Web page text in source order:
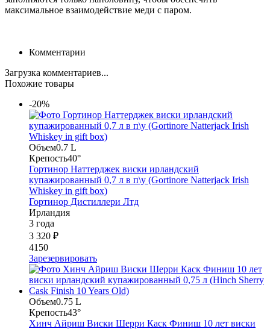
максимальное взаимодействие меди с паром.
Комментарии
Загрузка комментариев...
Похожие товары
-20%
Объем0.7 L
Крепость40°
Гортинор Наттерджек виски ирландский
купажированный 0,7 л в п\у (Gortinore Natterjack Irish
Whiskey in gift box)
Гортинор Дистиллери Лтд
Ирландия
3 года
3 320 ₽
4150
Зарезервировать
Объем0.75 L
Крепость43°
Хинч Айриш Виски Шерри Каск Финиш 10 лет виски